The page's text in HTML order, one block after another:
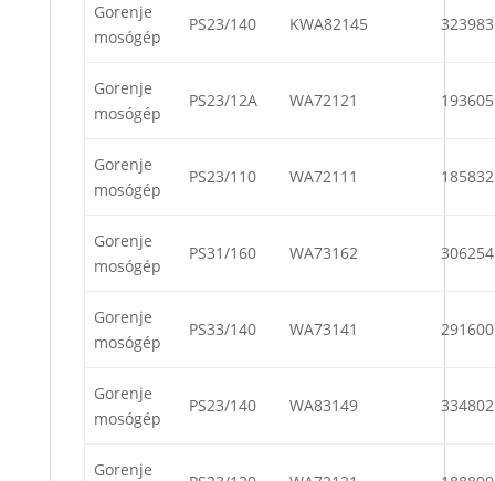
Gorenje
mosógép
PS23/140 KWA82145 323983
Gorenje
mosógép
PS23/12A WA72121 193605
Gorenje
mosógép
PS23/110 WA72111 185832
Gorenje
mosógép
PS31/160 WA73162 306254
Gorenje
mosógép
PS33/140 WA73141 291600
Gorenje
mosógép
PS23/140 WA83149 334802
Gorenje